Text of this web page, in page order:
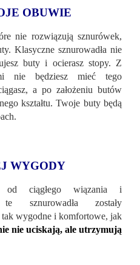
OBUWIE
nie rozwiązują sznurówek,
Klasyczne sznurowadła nie
buty i ocierasz stopy. Z
nie będziesz mieć tego
a po założeniu butów
kształtu. Twoje buty będą
WYGODY
od ciągłego wiązania i
sznurowadła zostały
tak wygodne i komfortowe, jak
nie uciskają, ale utrzymują